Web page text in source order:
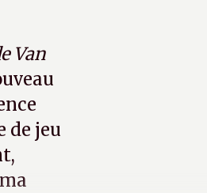
Van
de jeu